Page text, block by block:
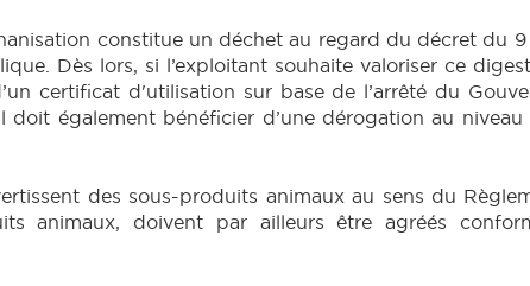
constitue un déchet au regard du décret du
Dès lors, si l’exploitant souhaite valoriser ce
certificat d'utilisation sur base de l’arrêté du
également bénéficier d’une dérogation au niveau
des sous-produits animaux au sens du
animaux, doivent par ailleurs être agréés